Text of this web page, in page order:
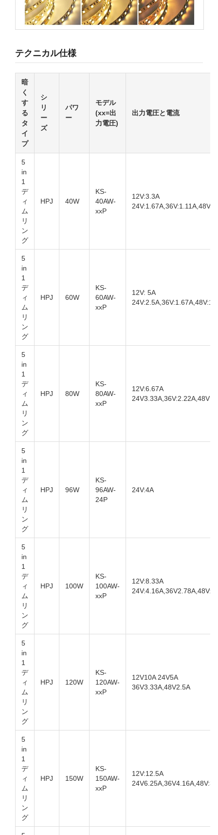
テクニカル仕様
暗
く
す
る
タ
イ
プ
シ
リ
ー
ズ
パワ
ー
モデル
(xx=出
力電圧)
出力電圧と電流
5
in
1
デ
ィ
ム
リ
ン
グ
HPJ 40W
KS-
40AW-
xxP
12V:3.3A
5
in
1
デ
ィ
ム
リ
ン
グ
HPJ 60W
KS-
60AW-
xxP
12V: 5A
5
in
1
デ
ィ
ム
リ
ン
グ
HPJ 80W
KS-
80AW-
xxP
12V:6.67A
5
in
1
デ
ィ
ム
リ
ン
グ
HPJ 96W
KS-
96AW-
24P
24V:4A
5
in
1
デ
ィ
ム
リ
ン
グ
HPJ 100W
KS-
100AW-
xxP
12V:8.33A
5
in
1
デ
ィ
ム
リ
ン
グ
HPJ 120W
KS-
120AW-
xxP
12V10A 24V5A
36V3.33A,48V2.5A
5
in
1
デ
ィ
ム
リ
ン
グ
HPJ 150W
KS-
150AW-
xxP
12V:12.5A